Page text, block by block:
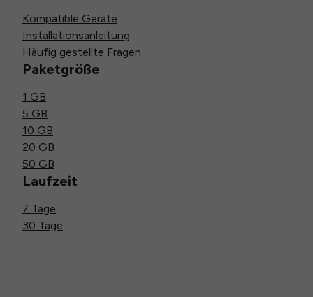
Kompatible Geräte
Installationsanleitung
Häufig gestellte Fragen
Paketgröße
1 GB
5 GB
10 GB
20 GB
50 GB
Laufzeit
7 Tage
30 Tage